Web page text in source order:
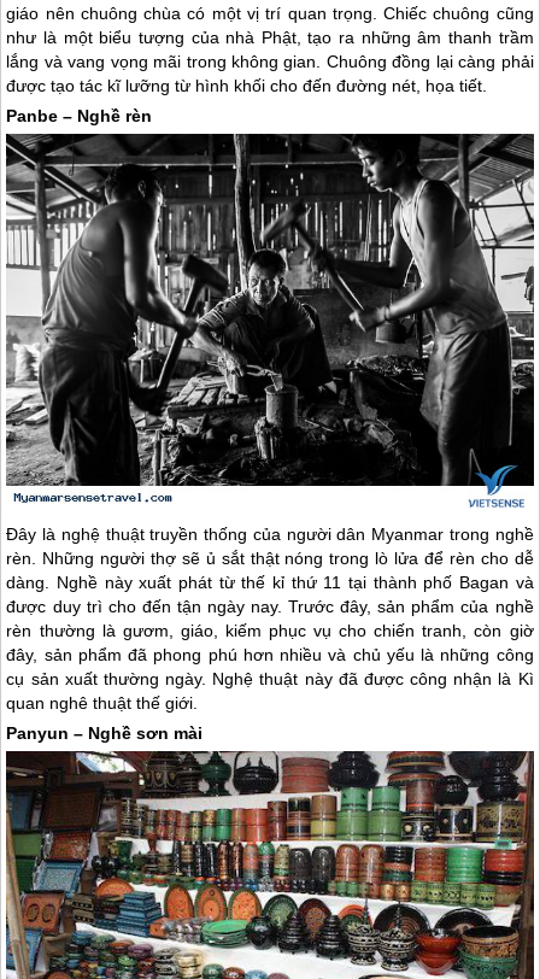
giáo nên chuông chùa có một vị trí quan trọng. Chiếc chuông cũng
như là một biểu tượng của nhà Phật, tạo ra những âm thanh trầm
lắng và vang vọng mãi trong không gian. Chuông đồng lại càng phải
được tạo tác kĩ lưỡng từ hình khối cho đến đường nét, họa tiết.
Panbe – Nghề rèn
Đây là nghệ thuật truyền thống của người dân Myanmar trong nghề
rèn. Những người thợ sẽ ủ sắt thật nóng trong lò lửa để rèn cho dễ
dàng. Nghề này xuất phát từ thế kỉ thứ 11 tại thành phố Bagan và
được duy trì cho đến tận ngày nay. Trước đây, sản phẩm của nghề
rèn thường là gươm, giáo, kiếm phục vụ cho chiến tranh, còn giờ
đây, sản phẩm đã phong phú hơn nhiều và chủ yếu là những công
cụ sản xuất thường ngày. Nghệ thuật này đã được công nhận là Kì
quan nghê thuật thế giới.
Panyun – Nghề sơn mài